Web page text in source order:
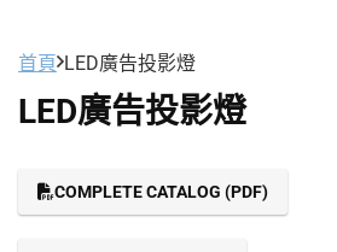
首頁 LED廣告投影燈
LED廣告投影燈
COMPLETE CATALOG (PDF)